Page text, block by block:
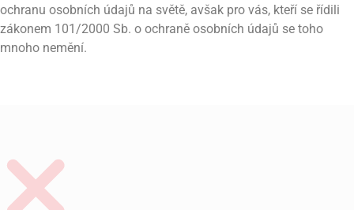
ochranu osobních údajů na světě, avšak pro vás, kteří se řídili
zákonem 101/2000 Sb. o ochraně osobních údajů se toho
mnoho nemění.